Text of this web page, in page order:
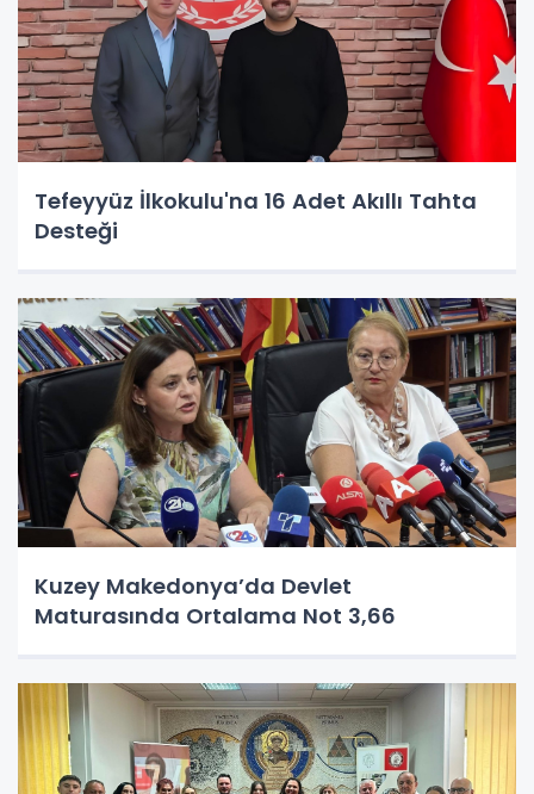
Tefeyyüz İlkokulu'na 16 Adet Akıllı Tahta
Desteği
Kuzey Makedonya’da Devlet
Maturasında Ortalama Not 3,66